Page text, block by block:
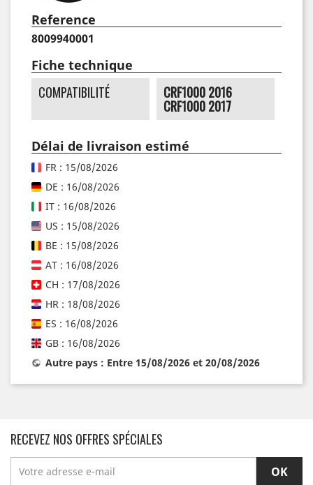
Reference
8009940001
Fiche technique
COMPATIBILITÉ CRF1000 2016
CRF1000 2017
Délai de livraison estimé
FR : 15/08/2026
DE : 16/08/2026
IT : 16/08/2026
US : 15/08/2026
BE : 15/08/2026
AT : 16/08/2026
CH : 17/08/2026
HR : 18/08/2026
ES : 16/08/2026
GB : 16/08/2026
Autre pays : Entre 15/08/2026 et 20/08/2026
RECEVEZ NOS OFFRES SPÉCIALES